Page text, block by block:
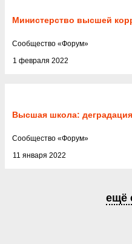
Министерство высшей
1 февраля 2022
Cообщество «Форум»
Высшая школа:
11 января 2022
Cообщество «Форум»
ещё